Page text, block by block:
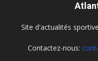
Site d'actualités
Contactez-nous: